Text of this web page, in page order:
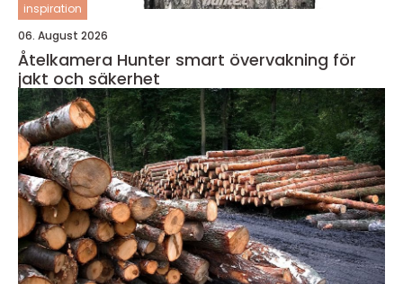
inspiration
06. August 2026
Åtelkamera Hunter smart övervakning för
jakt och säkerhet